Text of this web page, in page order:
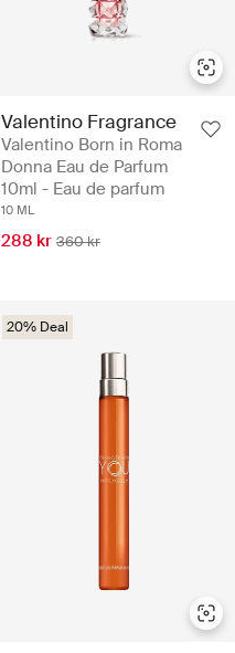
Valentino Fragrance
Valentino Born in Roma
Donna Eau de Parfum
10ml - Eau de parfum
10 ML
288 kr 360 kr
20% Deal